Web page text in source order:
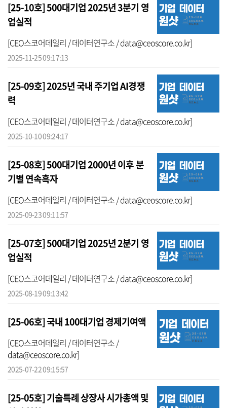
[25-10호] 500대기업 2025년 3분기 영
업실적
[CEO스코어데일리 / 데이터연구소 / data@ceoscore.co.kr]
2025-11-25 09:17:13
[25-09호] 2025년 국내 주기업 AI경쟁
력
[CEO스코어데일리 / 데이터연구소 / data@ceoscore.co.kr]
2025-10-10 09:24:17
[25-08호] 500대기업 2000년 이후 분
기별 연속흑자
[CEO스코어데일리 / 데이터연구소 / data@ceoscore.co.kr]
2025-09-23 09:11:57
[25-07호] 500대기업 2025년 2분기 영
업실적
[CEO스코어데일리 / 데이터연구소 / data@ceoscore.co.kr]
2025-08-19 09:13:42
[25-06호] 국내 100대기업 경제기여액
[CEO스코어데일리 / 데이터연구소 /
data@ceoscore.co.kr]
2025-07-22 09:15:57
[25-05호] 기술특례 상장사 시가총액 및